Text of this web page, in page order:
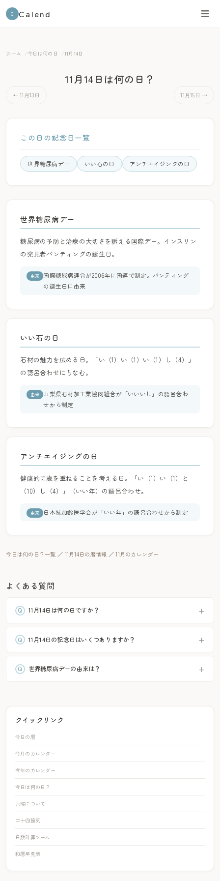
C Calend ☰
ホーム 今日は何の日 11月14日
← 11月13日
11月14日は何の日？
11月15日 →
この日の記念日一覧
世界糖尿病デー いい石の日 アンチエイジングの日
世界糖尿病デー
糖尿病の予防と治療の大切さを訴える国際デー。インスリン
の発見者バンティングの誕生日。
由来
国際糖尿病連合が2006年に国連で制定。バンティング
の誕生日に由来
いい石の日
石材の魅力を広める日。「い（1）い（1）い（1）し（4）」
の語呂合わせにちなむ。
由来
山梨県石材加工業協同組合が「いいいし」の語呂合わ
せから制定
アンチエイジングの日
健康的に歳を重ねることを考える日。「い（1）い（1）と
（10）し（4）」（いい年）の語呂合わせ。
由来 日本抗加齢医学会が「いい年」の語呂合わせから制定
今日は何の日？一覧 ／ 11月14日の暦情報 ／11月のカレンダー
よくある質問
11月14日は何の日ですか？
11月14日の記念日はいくつありますか？
世界糖尿病デーの由来は？
クイックリンク
今日の暦
今月のカレンダー
今年のカレンダー
今日は何の日？
六曜について
二十四節気
日数計算ツール
和暦早見表